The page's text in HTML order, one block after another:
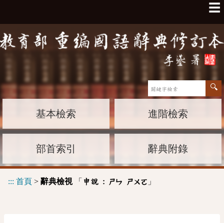
☰
基本檢索 進階檢索
部首索引 辭典附錄
::: 首頁 > 辭典檢視「 申說 : ㄕㄣ ㄕㄨㄛ 」